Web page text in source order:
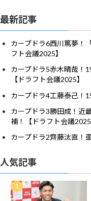
最新記事
カープドラ6西川篤夢！
フト会議2025】
カープドラ5赤木晴哉！
【ドラフト会議2025】
カープドラ4工藤泰己！
カープドラ3勝田成！近
補！【ドラフト会議2025
カープドラ2齊藤汰直！
人気記事